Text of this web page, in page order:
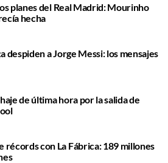
planes del Real Madrid: Mourinho
hecha
despiden a Jorge Messi: los mensajes
de última hora por la salida de
con La Fábrica: 189 millones